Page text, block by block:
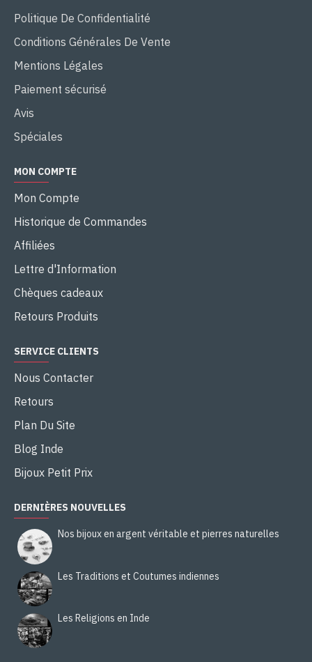
Politique De Confidentialité
Conditions Générales De Vente
Mentions Légales
Paiement sécurisé
Avis
Spéciales
MON COMPTE
Mon Compte
Historique de Commandes
Affiliées
Lettre d'Information
Chèques cadeaux
Retours Produits
SERVICE CLIENTS
Nous Contacter
Retours
Plan Du Site
Blog Inde
Bijoux Petit Prix
DERNIÈRES NOUVELLES
Nos bijoux en argent véritable et pierres naturelles
Les Traditions et Coutumes indiennes
Les Religions en Inde